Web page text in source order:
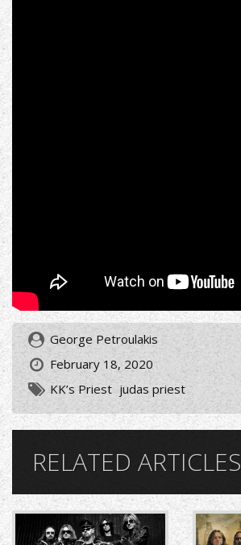
George Petroulakis
February 18, 2020
KK’s Priest judas priest
RELATED ARTICLES